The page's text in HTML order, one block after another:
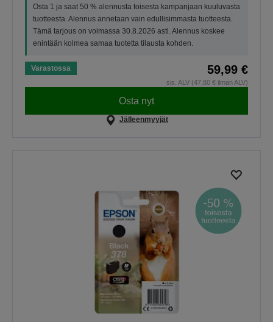
Osta 1 ja saat 50 % alennusta toisesta kampanjaan kuuluvasta
tuotteesta. Alennus annetaan vain edullisimmasta tuotteesta.
Tämä tarjous on voimassa 30.8.2026 asti. Alennus koskee
enintään kolmea samaa tuotetta tilausta kohden.
Varastossa 59,99 €
sis. ALV (47,80 € ilman ALV)
Osta nyt
Jälleenmyyjät